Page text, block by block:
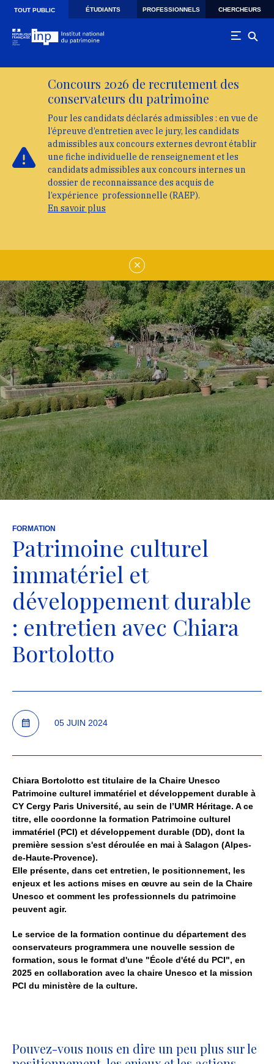
Skip to main navigation
Aller au contenu principal
TOUT PUBLIC ÉTUDIANTS PROFESSIONNELS CHERCHEURS
Concours 2026 de recrutement des
conservateurs du patrimoine
Pour les candidats déclarés admissibles : en vue de
l’épreuve d’entretien avec le jury, les candidats
admissibles aux concours externes devront établir
une fiche individuelle de renseignement et les
candidats admissibles aux concours internes un
dossier de reconnaissance des acquis de
l’expérience professionnelle (RAEP).
En savoir plus
FORMATION
Patrimoine culturel
immatériel et
développement durable
: entretien avec Chiara
Bortolotto
05 JUIN 2024
Chiara Bortolotto est titulaire de la Chaire Unesco
Patrimoine culturel immatériel et développement durable à
CY Cergy Paris Université, au sein de l’UMR Héritage. A ce
titre, elle coordonne la formation Patrimoine culturel
immatériel (PCI) et développement durable (DD), dont la
première session s'est déroulée en mai à Salagon (Alpes-
de-Haute-Provence).
Elle présente, dans cet entretien, le positionnement, les
enjeux et les actions mises en œuvre au sein de la Chaire
Unesco et comment les professionnels du patrimoine
peuvent agir.
Le service de la formation continue du département des
conservateurs programmera une nouvelle session de
formation, sous le format d'une "École d'été du PCI", en
2025 en collaboration avec la chaire Unesco et la mission
PCI du ministère de la culture.
Pouvez-vous nous en dire un peu plus sur le